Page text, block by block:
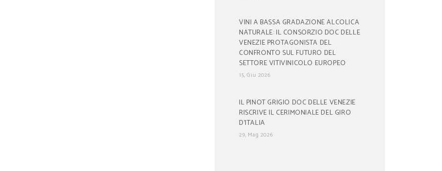
VINI A BASSA GRADAZIONE ALCOLICA
NATURALE: IL CONSORZIO DOC DELLE
VENEZIE PROTAGONISTA DEL
CONFRONTO SUL FUTURO DEL
SETTORE VITIVINICOLO EUROPEO
15, Giu 2026
IL PINOT GRIGIO DOC DELLE VENEZIE
RISCRIVE IL CERIMONIALE DEL GIRO
D’ITALIA
29, Mag 2026